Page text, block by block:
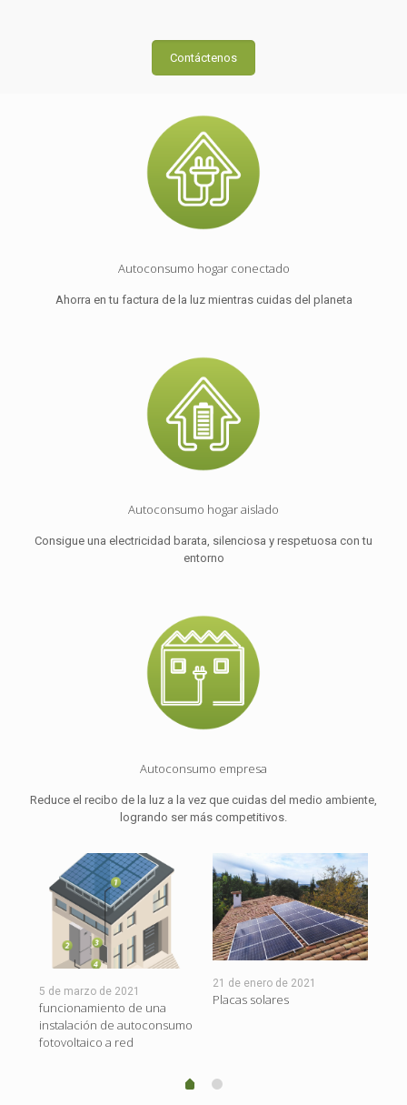
Diseño a
medida
Realizamos un análisis pormenorizado de
tu consumo de energía, tus hábitos
energéticos y te proponemos la instalación
que más se ajusta a tus necesidades
Acompañamiento
en todo el
proceso
Te ayudamos en todo el proceso, desde
solicitar los permisos, legalizar la
instalación, tramitar las subvenciones hasta
cambiar la tarifa eléctrica una vez tengas tu
ahorro sea todavía mayor.
Contáctenos
Autoconsumo hogar conectado
Ahorra en tu factura de la luz mientras cuidas del planeta
Autoconsumo hogar aislado
Consigue una electricidad barata, silenciosa y respetuosa con tu
entorno
Autoconsumo empresa
Reduce el recibo de la luz a la vez que cuidas del medio ambiente,
logrando ser más competitivos.
5 de marzo de 2021
funcionamiento de una
instalación de autoconsumo
fotovoltaico a red
21 de enero de 2021
Placas solares